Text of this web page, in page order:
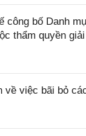
công bố Danh
thẩm quyền
việc bãi bỏ